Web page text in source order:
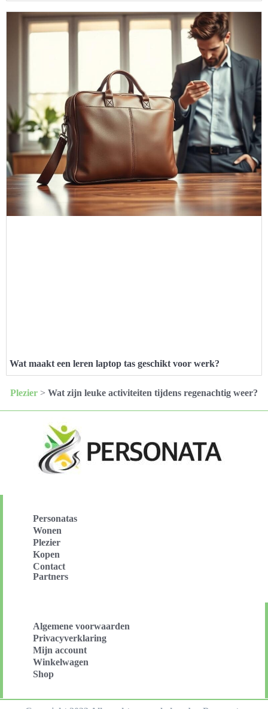
Wat maakt een leren laptop tas geschikt voor werk?
Plezier > Wat zijn leuke activiteiten tijdens regenachtig weer?
Personatas
Wonen
Plezier
Kopen
Contact
Partners
Algemene voorwaarden
Privacyverklaring
Mijn account
Winkelwagen
Shop